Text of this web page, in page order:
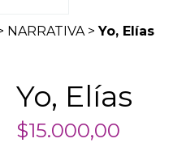
NARRATIVA > Yo, Elías
Yo, Elías
$15.000,00